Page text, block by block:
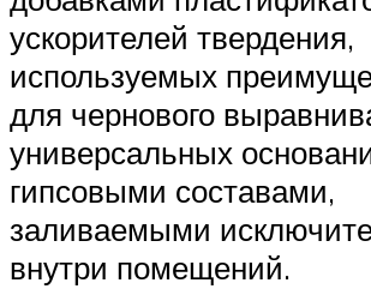
ускорителей твердения,
используемых
для чернового
универсальных
гипсовыми составами,
заливаемыми
внутри помещений.